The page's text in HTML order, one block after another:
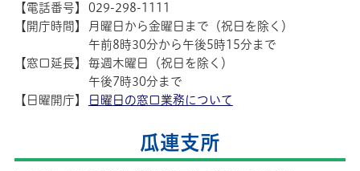
【電話番号】
029-298-1111
【開庁時間】
月曜日から金曜日まで（祝日を除く）
午前8時30分から午後5時15分まで
【窓口延長】
毎週木曜日（祝日を除く）
午後7時30分まで
【日曜開庁】
日曜日の窓口業務について
瓜連支所